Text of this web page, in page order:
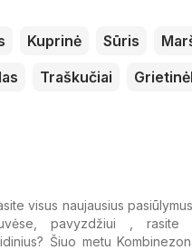
Kuprinė Sūris
Traškučiai
visus naujausius
pavyzdžiui , rasite
Šiuo metu